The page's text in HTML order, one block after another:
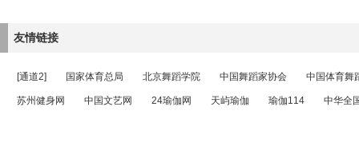
友情链接
[通道2] 国家体育总局 北京舞蹈学院 中国舞蹈家协会 中国体育舞
苏州健身网 中国文艺网 24瑜伽网 天屿瑜伽 瑜伽114 中华全